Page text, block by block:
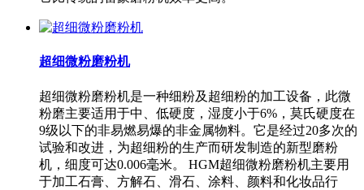
超细微粉磨粉机
超细微粉磨粉机是一种细粉及超细粉的加工设备，此微
粉磨主要适用于中、低硬度，湿度小于6%，莫氏硬度在
9级以下的非易燃易爆的非金属物料。它是经过20多次的
试验和改进，为超细粉的生产而研发制造的新型磨粉
机，细度可达0.006毫米。 HGM超细微粉磨粉机主要用
于加工石膏、方解石、滑石、涂料、颜料和化妆品行